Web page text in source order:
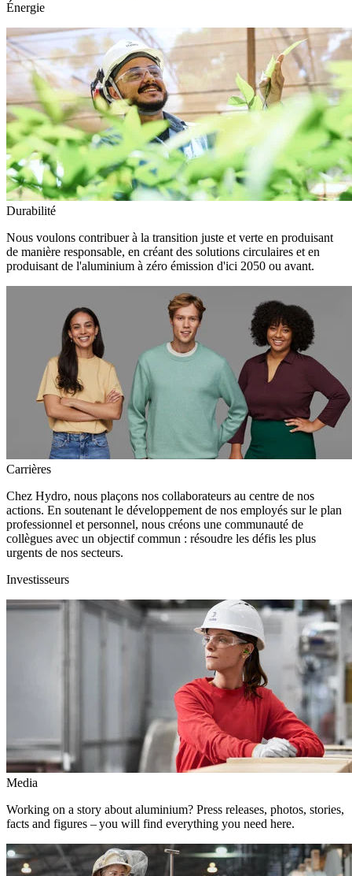
Énergie
Durabilité
Nous voulons contribuer à la transition juste et verte en produisant
de manière responsable, en créant des solutions circulaires et en
produisant de l'aluminium à zéro émission d'ici 2050 ou avant.
Carrières
Chez Hydro, nous plaçons nos collaborateurs au centre de nos
actions. En soutenant le développement de nos employés sur le plan
professionnel et personnel, nous créons une communauté de
collègues avec un objectif commun : résoudre les défis les plus
urgents de nos secteurs.
Investisseurs
Media
Working on a story about aluminium? Press releases, photos, stories,
facts and figures – you will find everything you need here.